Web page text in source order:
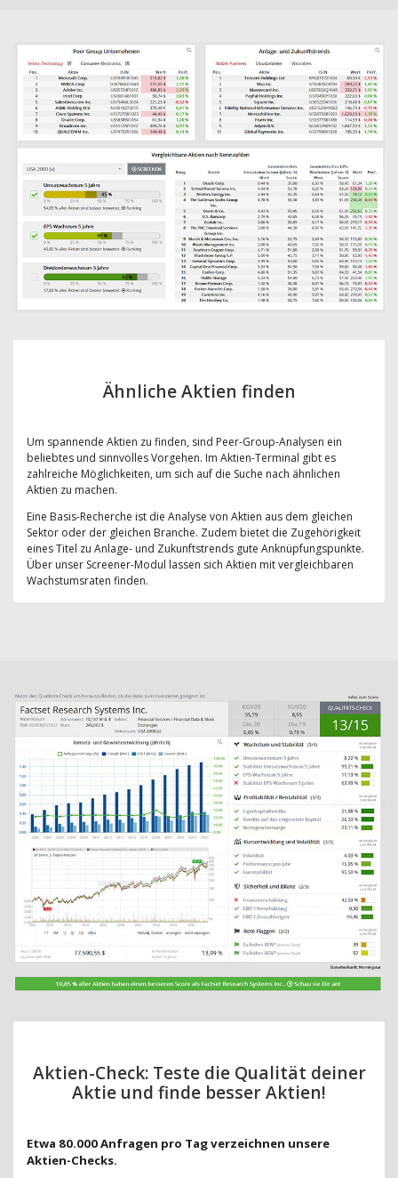
Ähnliche Aktien finden
Um spannende Aktien zu finden, sind Peer-Group-Analysen ein
beliebtes und sinnvolles Vorgehen. Im Aktien-Terminal gibt es
zahlreiche Möglichkeiten, um sich auf die Suche nach ähnlichen
Aktien zu machen.
Eine Basis-Recherche ist die Analyse von Aktien aus dem gleichen
Sektor oder der gleichen Branche. Zudem bietet die Zugehörigkeit
eines Titel zu Anlage- und Zukunftstrends gute Anknüpfungspunkte.
Über unser Screener-Modul lassen sich Aktien mit vergleichbaren
Wachstumsraten finden.
Aktien-Check: Teste die Qualität deiner
Aktie und finde besser Aktien!
Etwa 80.000 Anfragen pro Tag verzeichnen unsere
Aktien-Checks.